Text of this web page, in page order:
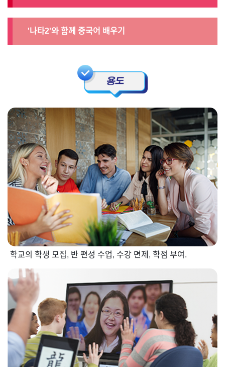
'나타2'와 함께 중국어 배우기
학교의 학생 모집, 반 편성 수업, 수강 면제, 학점 부여.